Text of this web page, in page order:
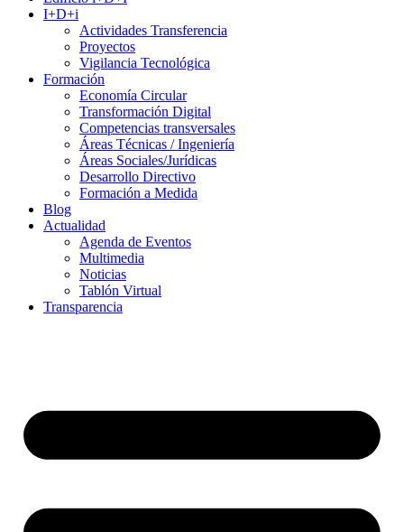
I+D+i
Actividades Transferencia
Proyectos
Vigilancia Tecnológica
Formación
Economía Circular
Transformación Digital
Competencias transversales
Áreas Técnicas / Ingeniería
Áreas Sociales/Jurídicas
Desarrollo Directivo
Formación a Medida
Blog
Actualidad
Agenda de Eventos
Multimedia
Noticias
Tablón Virtual
Transparencia